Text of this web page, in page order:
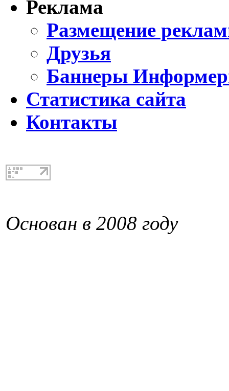
Реклама
Размещение
Друзья
Баннеры
Статистика сайта
Контакты
Основан в 2008 году